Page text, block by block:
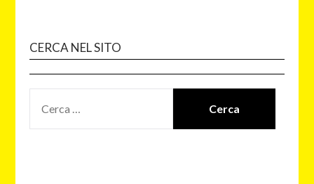
CERCA NEL SITO